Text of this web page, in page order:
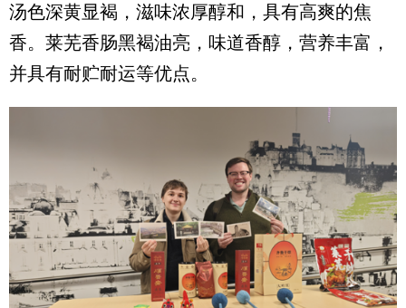
汤色深黄显褐，滋味浓厚醇和，具有高爽的焦
香。莱芜香肠黑褐油亮，味道香醇，营养丰富，
并具有耐贮耐运等优点。